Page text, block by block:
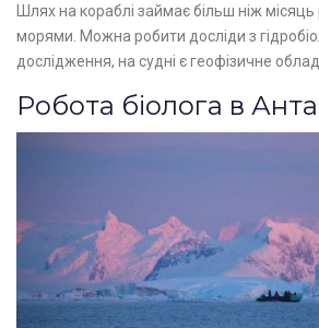
Шлях на кораблі займає більш ніж
морями. Можна робити досліди з
дослідження, на судні є геофізичне
Робота біолога в